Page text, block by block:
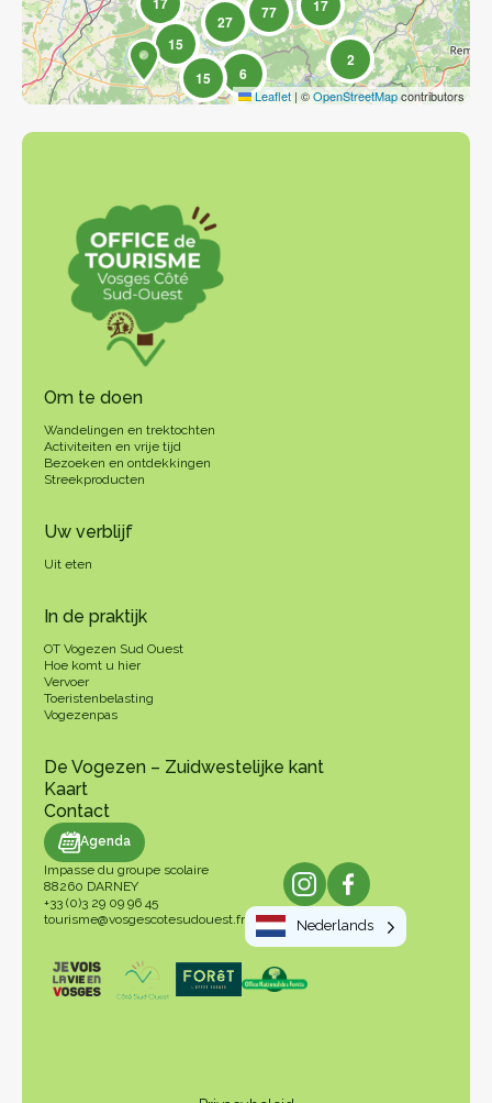
6
15
15
17
27 77
2
Leaflet | ©OpenStreetMapcontributors
Om te doen
Wandelingen en trektochten
Activiteiten en vrije tijd
Bezoeken en ontdekkingen
Streekproducten
Uw verblijf
Uit eten
In de praktijk
OT Vogezen Sud Ouest
Hoe komt u hier
Vervoer
Toeristenbelasting
Vogezenpas
De Vogezen – Zuidwestelijke kant
Kaart
Contact
Agenda
Impasse du groupe scolaire
88260 DARNEY
+33 (0)3 29 09 96 45
tourisme@vosgescotesudouest.fr
Nederlands